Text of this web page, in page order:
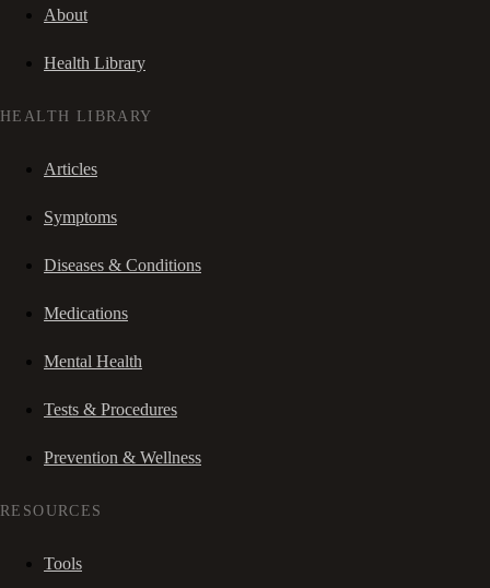
About
Health Library
HEALTH LIBRARY
Articles
Symptoms
Diseases & Conditions
Medications
Mental Health
Tests & Procedures
Prevention & Wellness
RESOURCES
Tools